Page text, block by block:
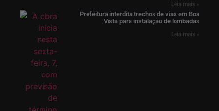
Leia mais »
Prefeitura interdita trechos de vias em Boa
Vista para instalação de lombadas
Leia mais »